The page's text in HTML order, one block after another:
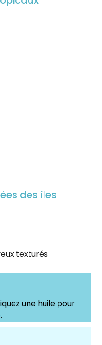
des îles
texturés
une huile pour